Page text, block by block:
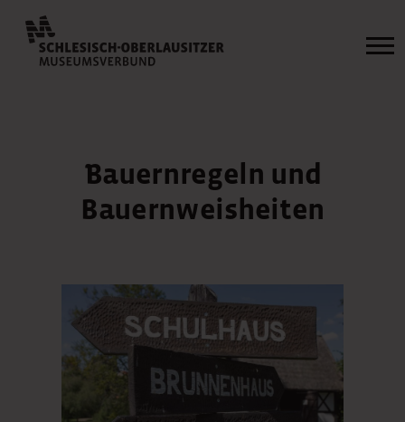
Bauernregeln und
Bauernweisheiten